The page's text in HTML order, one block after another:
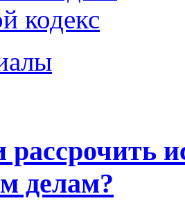
кодекс
делам?